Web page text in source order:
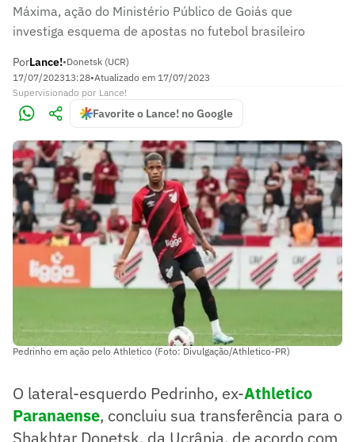
Máxima, ação do Ministério Público de Goiás que
investiga esquema de apostas no futebol brasileiro
PorLance!•Donetsk (UCR)
17/07/202313:28•Atualizado em 17/07/2023
Supervisionado por Lance!
Favorite o Lance! no Google
Pedrinho em ação pelo Athletico (Foto: Divulgação/Athletico-PR)
O lateral-esquerdo Pedrinho, ex-Athletico
Paranaense, concluiu sua transferência para o
Shakhtar Donetsk, da Ucrânia, de acordo com